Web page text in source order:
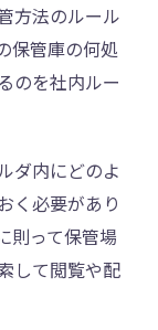
方法のルール
保管庫の何処
のを社内ルー
ダ内にどのよ
く必要があり
則って保管場
して閲覧や配